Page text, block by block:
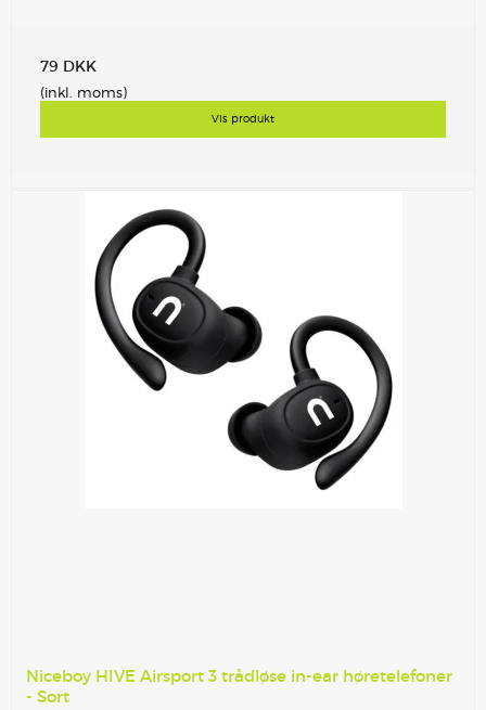
79 DKK
(inkl. moms)
Vis produkt
Niceboy HIVE Airsport 3 trådløse in-ear høretelefoner
- Sort